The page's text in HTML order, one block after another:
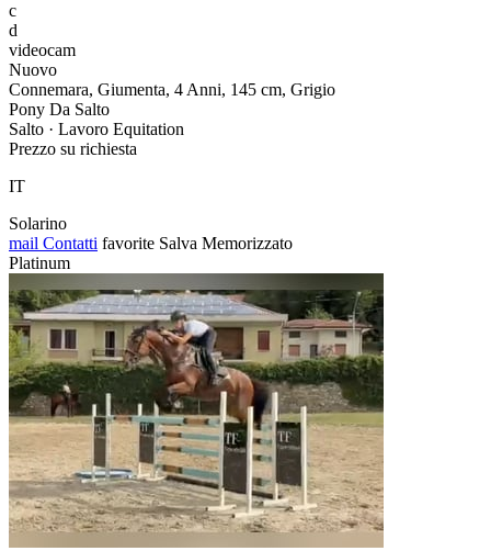
c
d
videocam
Nuovo
Connemara, Giumenta, 4 Anni, 145 cm, Grigio
Pony Da Salto
Salto · Lavoro Equitation
Prezzo su richiesta
IT
Solarino
mail Contatti favorite Salva Memorizzato
Platinum